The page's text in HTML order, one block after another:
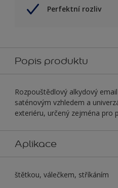
Perfektní rozliv
Popis produktu
Rozpouštědlový alkydový
saténovým vzhledem a
exteriéru, určený zejména pro
Aplikace
štětkou, válečkem, stříkáním